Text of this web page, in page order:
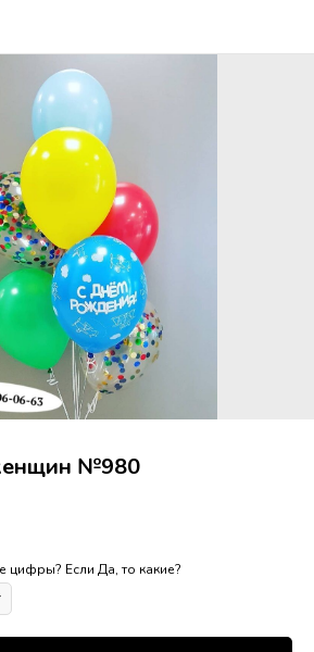
№980
Если Да, то какие?